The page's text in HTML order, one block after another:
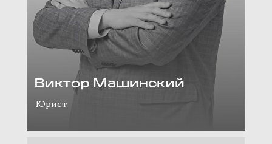
Виктор Машинский
Юрист